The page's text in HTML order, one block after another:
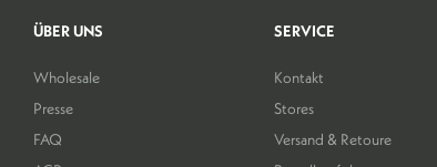
ÜBER UNS
Wholesale
Presse
FAQ
SERVICE
Kontakt
Stores
Versand & Retoure